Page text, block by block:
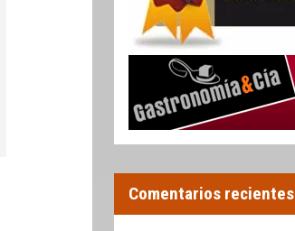
Comentarios recientes